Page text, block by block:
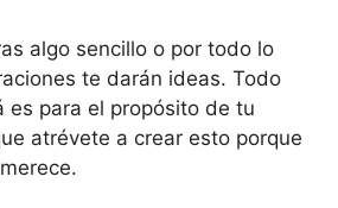
algo sencillo o por todo lo
te darán ideas. Todo
es para el propósito de tu
atrévete a crear esto porque